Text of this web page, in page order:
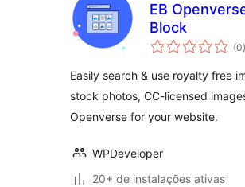
EB
Block
(0)
Easily search & use royalty free
stock photos, CC-licensed
Openverse for your website.
WPDeveloper
20+ de instalações ativas